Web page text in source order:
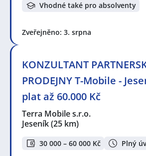
Vhodné také pro absolventy
Zveřejněno: 3. srpna
KONZULTANT
PRODEJNY T-Mobile -
plat až 60.000 Kč
Terra Mobile s.r.o.
Jeseník(25 km)
30 000 – 60 000 Kč Plný